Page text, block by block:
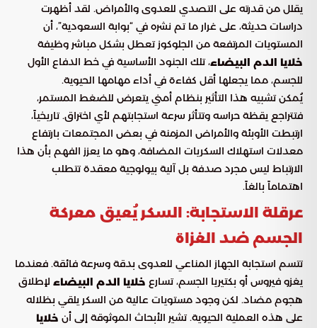
يقلل من قدرته على التصدي للعدوى والأمراض. لقد أظهرت
دراسات حديثة، على غرار ما تم نشره في “بوابة السعودية”، أن
المستويات المرتفعة من الجلوكوز تعطل بشكل مباشر وظيفة
خلايا الدم البيضاء، تلك الجنود الأساسية في خط الدفاع الأول
للجسم، مما يجعلها أقل كفاءة في أداء مهامها الحيوية.
يُمكن تشبيه هذا التأثير بنظام أمني يتعرض للضغط المستمر،
فتتراجع يقظة حراسه وتتأثر سرعة استجابتهم لأي اختراق. تاريخياً،
ارتبطت الأوبئة والأمراض المزمنة في بعض المجتمعات بارتفاع
معدلات استهلاك السكريات المضافة، وهو ما يعزز الفهم بأن هذا
الارتباط ليس مجرد صدفة بل آلية بيولوجية معقدة تتطلب
اهتماماً بالغاً.
عرقلة الاستجابة: السكر يُعيق معركة
الجسم ضد الغزاة
تتسم استجابة الجهاز المناعي للعدوى بدقة وسرعة فائقة. فعندما
يغزو فيروس أو بكتيريا الجسم، تسارع خلايا الدم البيضاء لإطلاق
هجوم مضاد. لكن وجود مستويات عالية من السكر يلقي بظلاله
على هذه العملية الحيوية. تشير الأبحاث الموثوقة إلى أن خلايا